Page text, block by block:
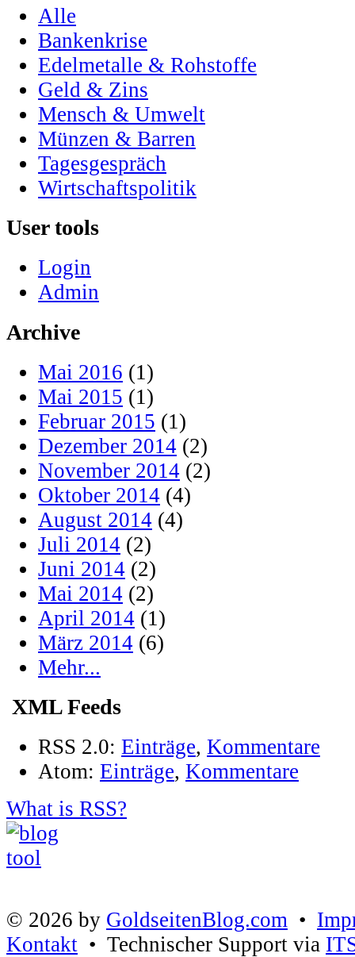
Alle
Bankenkrise
Edelmetalle & Rohstoffe
Geld & Zins
Mensch & Umwelt
Münzen & Barren
Tagesgespräch
Wirtschaftspolitik
User tools
Login
Admin
Archive
Mai 2016 (1)
Mai 2015 (1)
Februar 2015 (1)
Dezember 2014 (2)
November 2014 (2)
Oktober 2014 (4)
August 2014 (4)
Juli 2014 (2)
Juni 2014 (2)
Mai 2014 (2)
April 2014 (1)
März 2014 (6)
Mehr...
XML Feeds
RSS 2.0: Einträge, Kommentare
Atom: Einträge, Kommentare
What is RSS?
© 2026 by GoldseitenBlog.com •
Kontakt • Technischer Support via